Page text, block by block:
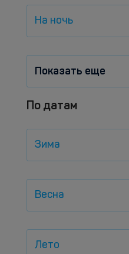
На ночь
Показать еще
По датам
Зима
Весна
Лето